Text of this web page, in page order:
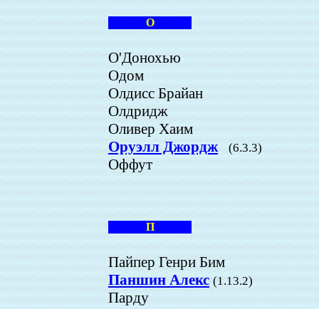
О
О'Донохью
Одом
Олдисс Брайан
Олдридж
Оливер Хаим
Оруэлл Джордж
(6.3.3)
Оффут
П
Пайпер Генри Бим
Паншин Алекс (1.13.2)
Парду